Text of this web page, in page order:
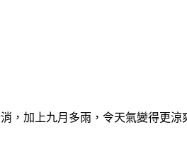
，加上九月多雨，令天氣變得更